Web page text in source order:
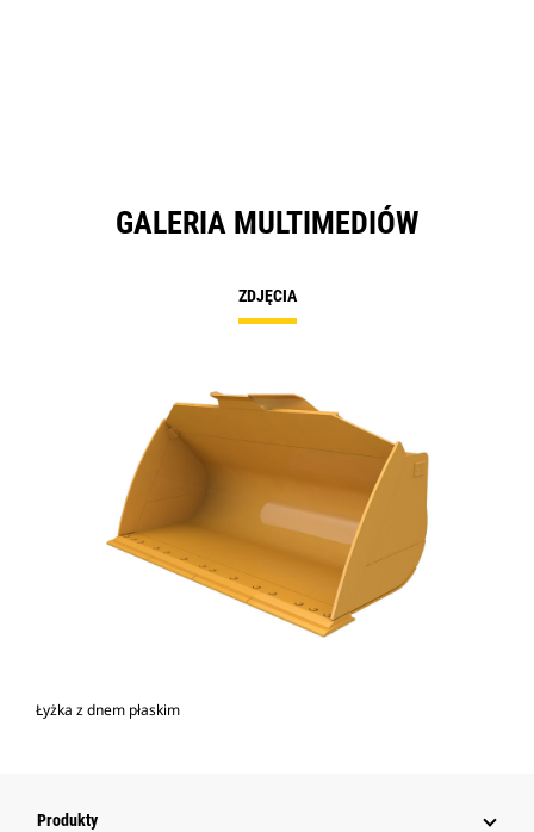
GALERIA MULTIMEDIÓW
ZDJĘCIA
Łyżka z dnem płaskim
Produkty